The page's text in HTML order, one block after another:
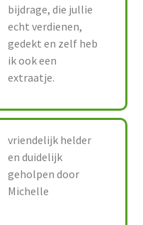
bijdrage, die jullie
echt verdienen,
gedekt en zelf heb
ik ook een
extraatje.
vriendelijk helder
en duidelijk
geholpen door
Michelle